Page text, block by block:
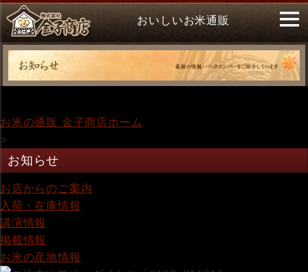
おいしいお米通販
お米の通販 金子商店ホーム
>
お知らせ
お店からのご案内
入荷・在庫情報
講演情報
掲載情報
お米の産地情報